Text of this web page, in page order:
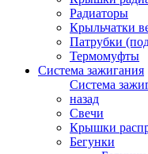
Радиаторы
Крыльчатки
Патрубки
Термомуфты
Система зажигания
Система
назад
Свечи
Крышки
Бегунки